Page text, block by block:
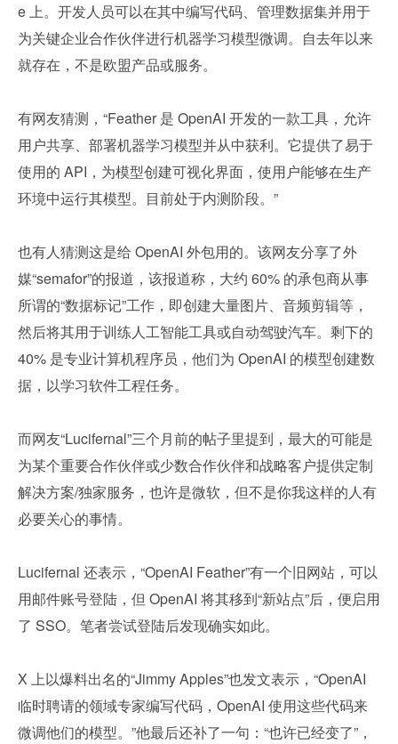
e 上。开发人员可以在其中编写代码、管理数据集并用于
为关键企业合作伙伴进行机器学习模型微调。自去年以来
就存在，不是欧盟产品或服务。
有网友猜测，“Feather 是 OpenAI 开发的一款工具，允许
用户共享、部署机器学习模型并从中获利。它提供了易于
使用的 API，为模型创建可视化界面，使用户能够在生产
环境中运行其模型。目前处于内测阶段。”
也有人猜测这是给 OpenAI 外包用的。该网友分享了外
媒“semafor”的报道，该报道称，大约 60% 的承包商从事
所谓的“数据标记”工作，即创建大量图片、音频剪辑等，
然后将其用于训练人工智能工具或自动驾驶汽车。剩下的
40% 是专业计算机程序员，他们为 OpenAI 的模型创建数
据，以学习软件工程任务。
而网友“Lucifernal”三个月前的帖子里提到，最大的可能是
为某个重要合作伙伴或少数合作伙伴和战略客户提供定制
解决方案/独家服务，也许是微软，但不是你我这样的人有
必要关心的事情。
Lucifernal 还表示，“OpenAI Feather”有一个旧网站，可以
用邮件账号登陆，但 OpenAI 将其移到“新站点”后，便启用
了 SSO。笔者尝试登陆后发现确实如此。
X 上以爆料出名的“Jimmy Apples”也发文表示，“OpenAI
临时聘请的领域专家编写代码，OpenAI 使用这些代码来
微调他们的模型。”他最后还补了一句：“也许已经变了”，